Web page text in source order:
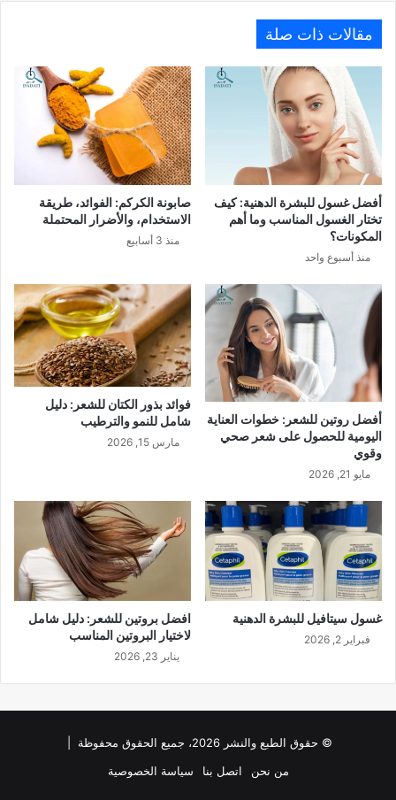
مقالات ذات صلة
أفضل غسول للبشرة الدهنية: كيف
تختار الغسول المناسب وما أهم
المكونات؟
منذ أسبوع واحد
صابونة الكركم: الفوائد، طريقة
الاستخدام، والأضرار المحتملة
منذ 3 أسابيع
أفضل روتين للشعر: خطوات العناية
اليومية للحصول على شعر صحي
وقوي
مايو 21, 2026
فوائد بذور الكتان للشعر: دليل
شامل للنمو والترطيب
مارس 15, 2026
غسول سيتافيل للبشرة الدهنية​
فبراير 2, 2026
افضل بروتين للشعر: دليل شامل
لاختيار البروتين المناسب
يناير 23, 2026
© حقوق الطبع والنشر 2026، جميع الحقوق محفوظة |
من نحن
اتصل بنا سياسة الخصوصية